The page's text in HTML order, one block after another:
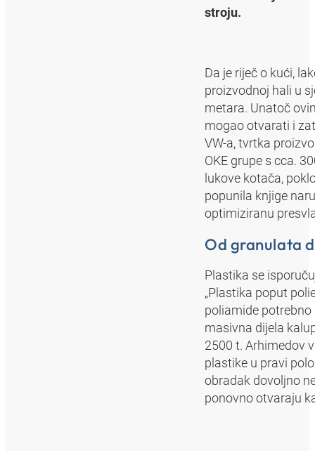
stroju.
Da je riječ o kući,
proizvodnoj hali u
metara. Unatoč
mogao otvarati i
VW-a, tvrtka
OKE grupe s cca.
lukove kotača,
popunila knjige
optimiziranu
Od granulata
Plastika se
„Plastika poput
poliamide potrebno
masivna dijela
2500 t. Arhimedov
plastike u pravi
obradak dovoljno
ponovno otvaraju